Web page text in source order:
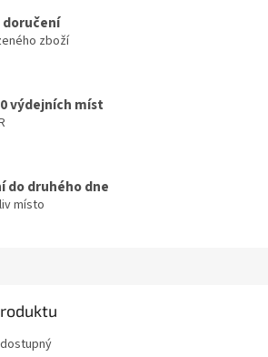
doručení
zboží
výdejních míst
do druhého dne
místo